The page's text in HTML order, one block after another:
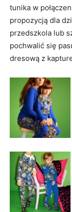
tunika w
propozycją dla
przedszkola lub
pochwalić się
dresową z